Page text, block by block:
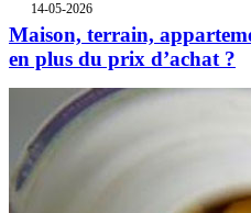
14-05-2026
Maison, terrain,
en plus du prix d’achat ?